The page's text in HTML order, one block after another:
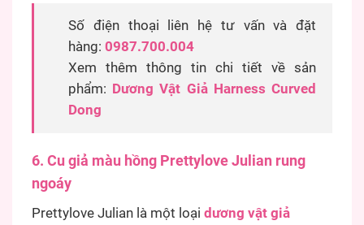
Số điện thoại liên hệ tư vấn và đặt
hàng: 0987.700.004
Xem thêm thông tin chi tiết về sản
phẩm: Dương Vật Giả Harness Curved
Dong
6. Cu giả màu hồng Prettylove Julian rung
ngoáy
Prettylove Julian là một loại dương vật giả